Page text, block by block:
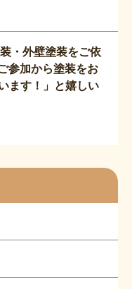
・外壁塗装をご依
参加から塗装をお
ます！」と嬉しい